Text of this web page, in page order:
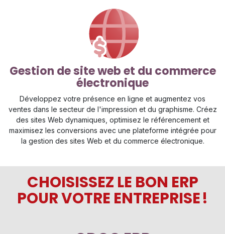
Gestion de site web et du commerce
électronique
Développez votre présence en ligne et augmentez vos
ventes dans le secteur de l'impression et du graphisme. Créez
des sites Web dynamiques, optimisez le référencement et
maximisez les conversions avec une plateforme intégrée pour
la gestion des sites Web et du commerce électronique.
CHOISISSEZ LE BON ERP
POUR VOTRE ENTREPRISE !